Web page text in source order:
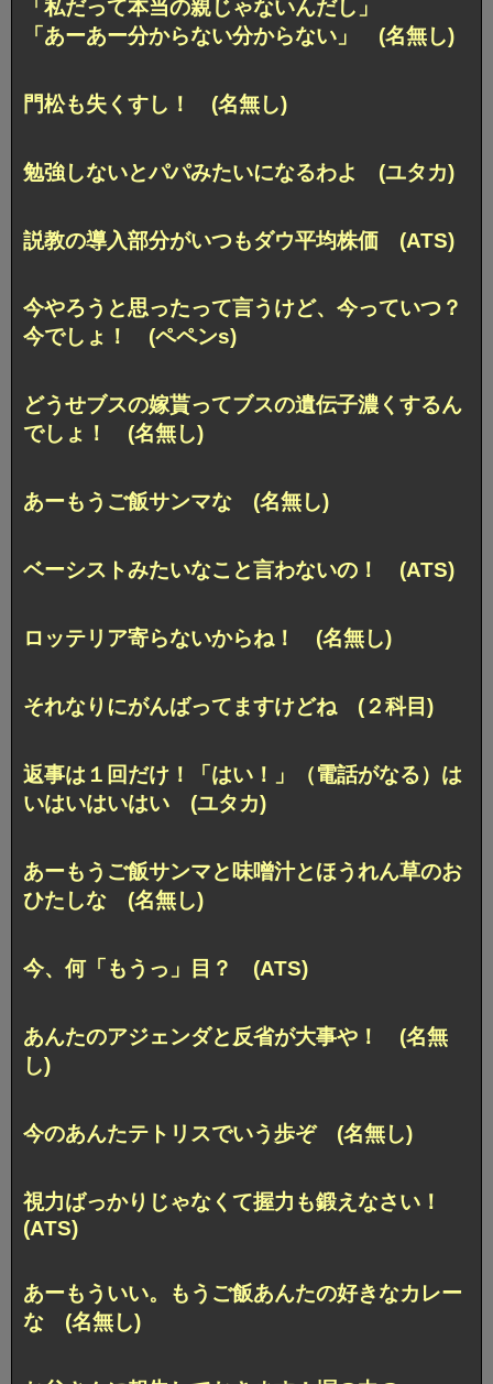
「私だって本当の親じゃないんだし」
「あーあー分からない分からない」 (名無し)
門松も失くすし！ (名無し)
勉強しないとパパみたいになるわよ (ユタカ)
説教の導入部分がいつもダウ平均株価 (ATS)
今やろうと思ったって言うけど、今っていつ？
今でしょ！ (ペペンs)
どうせブスの嫁貰ってブスの遺伝子濃くするん
でしょ！ (名無し)
あーもうご飯サンマな (名無し)
ベーシストみたいなこと言わないの！ (ATS)
ロッテリア寄らないからね！ (名無し)
それなりにがんばってますけどね (２科目)
返事は１回だけ！「はい！」（電話がなる）は
いはいはいはい (ユタカ)
あーもうご飯サンマと味噌汁とほうれん草のお
ひたしな (名無し)
今、何「もうっ」目？ (ATS)
あんたのアジェンダと反省が大事や！ (名無
し)
今のあんたテトリスでいう歩ぞ (名無し)
視力ばっかりじゃなくて握力も鍛えなさい！
(ATS)
あーもういい。もうご飯あんたの好きなカレー
な (名無し)